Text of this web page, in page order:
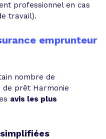
professionnel en cas
travail).
emprunteur
nombre de
de prêt Harmonie
avis les plus